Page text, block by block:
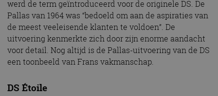
werd de term geïntroduceerd voor de originele DS. De
Pallas van 1964 was “bedoeld om aan de aspiraties van
de meest veeleisende klanten te voldoen”. De
uitvoering kenmerkte zich door zijn enorme aandacht
voor detail. Nog altijd is de Pallas-uitvoering van de DS
een toonbeeld van Frans vakmanschap.
DS Étoile